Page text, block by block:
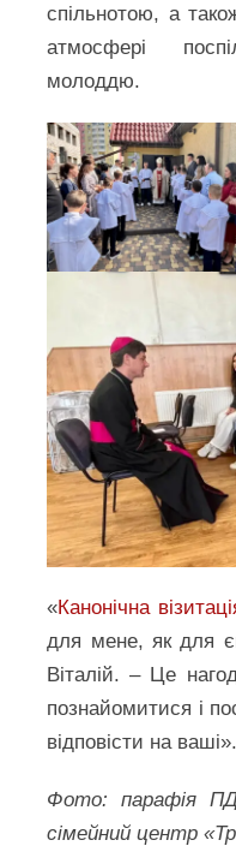
спільнотою, а
атмосфері
молоддю.
«Канонічна
для мене, як для
Віталій. – Це
познайомитися і
відповісти на ваші».
Фото: парафія
сімейний центр